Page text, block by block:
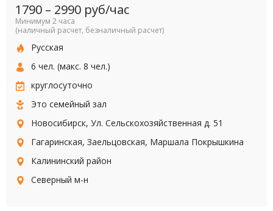
1790 – 2990 руб/час
Минимум 2 часа
(наличный расчет, безналичный расчет)
Русская
6 чел. (макс. 8 чел.)
круглосуточно
Это семейный зал
Новосибирск, Ул. Сельскохозяйственная д. 51
Гагаринская, Заельцовская, Маршала Покрышкина
Калининский район
Северный м-н